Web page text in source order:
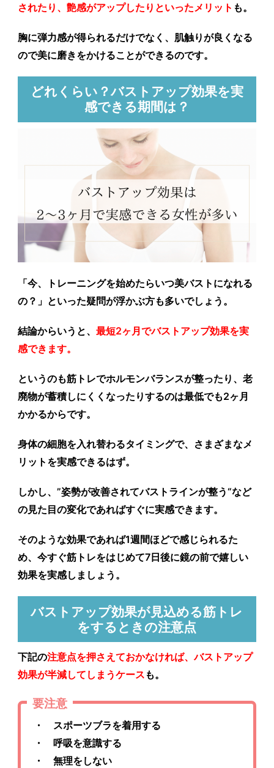
されたり、艶感がアップしたりといったメリット も。
胸に弾力感が得られるだけでなく、肌触りが良くなる
ので美に磨きをかけることができるのです。
どれくらい？バストアップ効果を実
感できる期間は？
「今、トレーニングを始めたらいつ美バストになれる
の？ 」といった疑問が浮かぶ方も多いでしょう。
結論からいうと、最短2ヶ月でバストアップ効果を実
感できます。
というのも筋トレでホルモンバランスが整ったり、老
廃物が蓄積しにくくなったりするのは最低でも2ヶ月
かかるからです。
身体の細胞を入れ替わるタイミングで、さまざまなメ
リットを実感できるはず。
しかし、”姿勢が改善されてバストラインが整う“など
の見た目の変化であればすぐに実感できます。
そのような効果であれば1週間ほどで感じられるた
め、今すぐ筋トレをはじめて7日後に鏡の前で嬉しい
効果を実感しましょう。
バストアップ効果が見込める筋トレ
をするときの注意点
下記の注意点を押さえておかなければ、バストアップ
効果が半減してしまうケース も。
要注意
・ スポーツブラを着用する
・ 呼吸を意識する
・ 無理をしない